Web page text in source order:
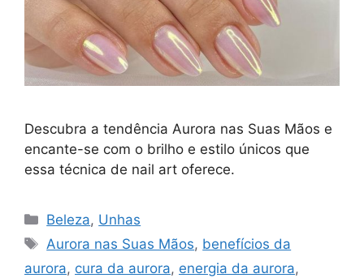
Descubra a tendência Aurora nas Suas Mãos e
encante-se com o brilho e estilo únicos que
essa técnica de nail art oferece.
Categorias
Beleza, Unhas
Tags
Aurora nas Suas Mãos, benefícios da
aurora, cura da aurora, energia da aurora,